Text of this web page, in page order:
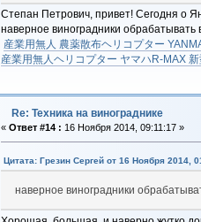
Степан Петрович, привет! Сегодня о
наверное виноградники обрабатывать
産業用無人 農薬散布ヘリコプター
産業用無人ヘリコプター ヤマハR-MAX
Re: Техника на винограднике
« Ответ #14 : 16 Ноября 2014, 09:11:17 »
Цитата: Грезин Сергей от 16 Ноября 2014,
наверное виноградники